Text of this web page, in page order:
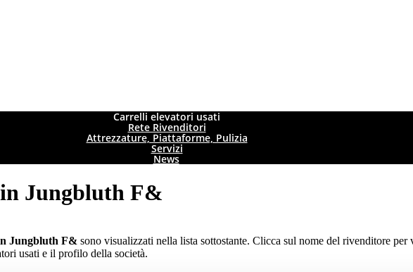
Carrelli elevatori usati
Rete Rivenditori
Attrezzature, Piattaforme, Pulizia
Servizi
News
Jungbluth F&
Jungbluth F& sono visualizzati nella lista sottostante. Clicca sul nome del rivenditore per
usati e il profilo della società.